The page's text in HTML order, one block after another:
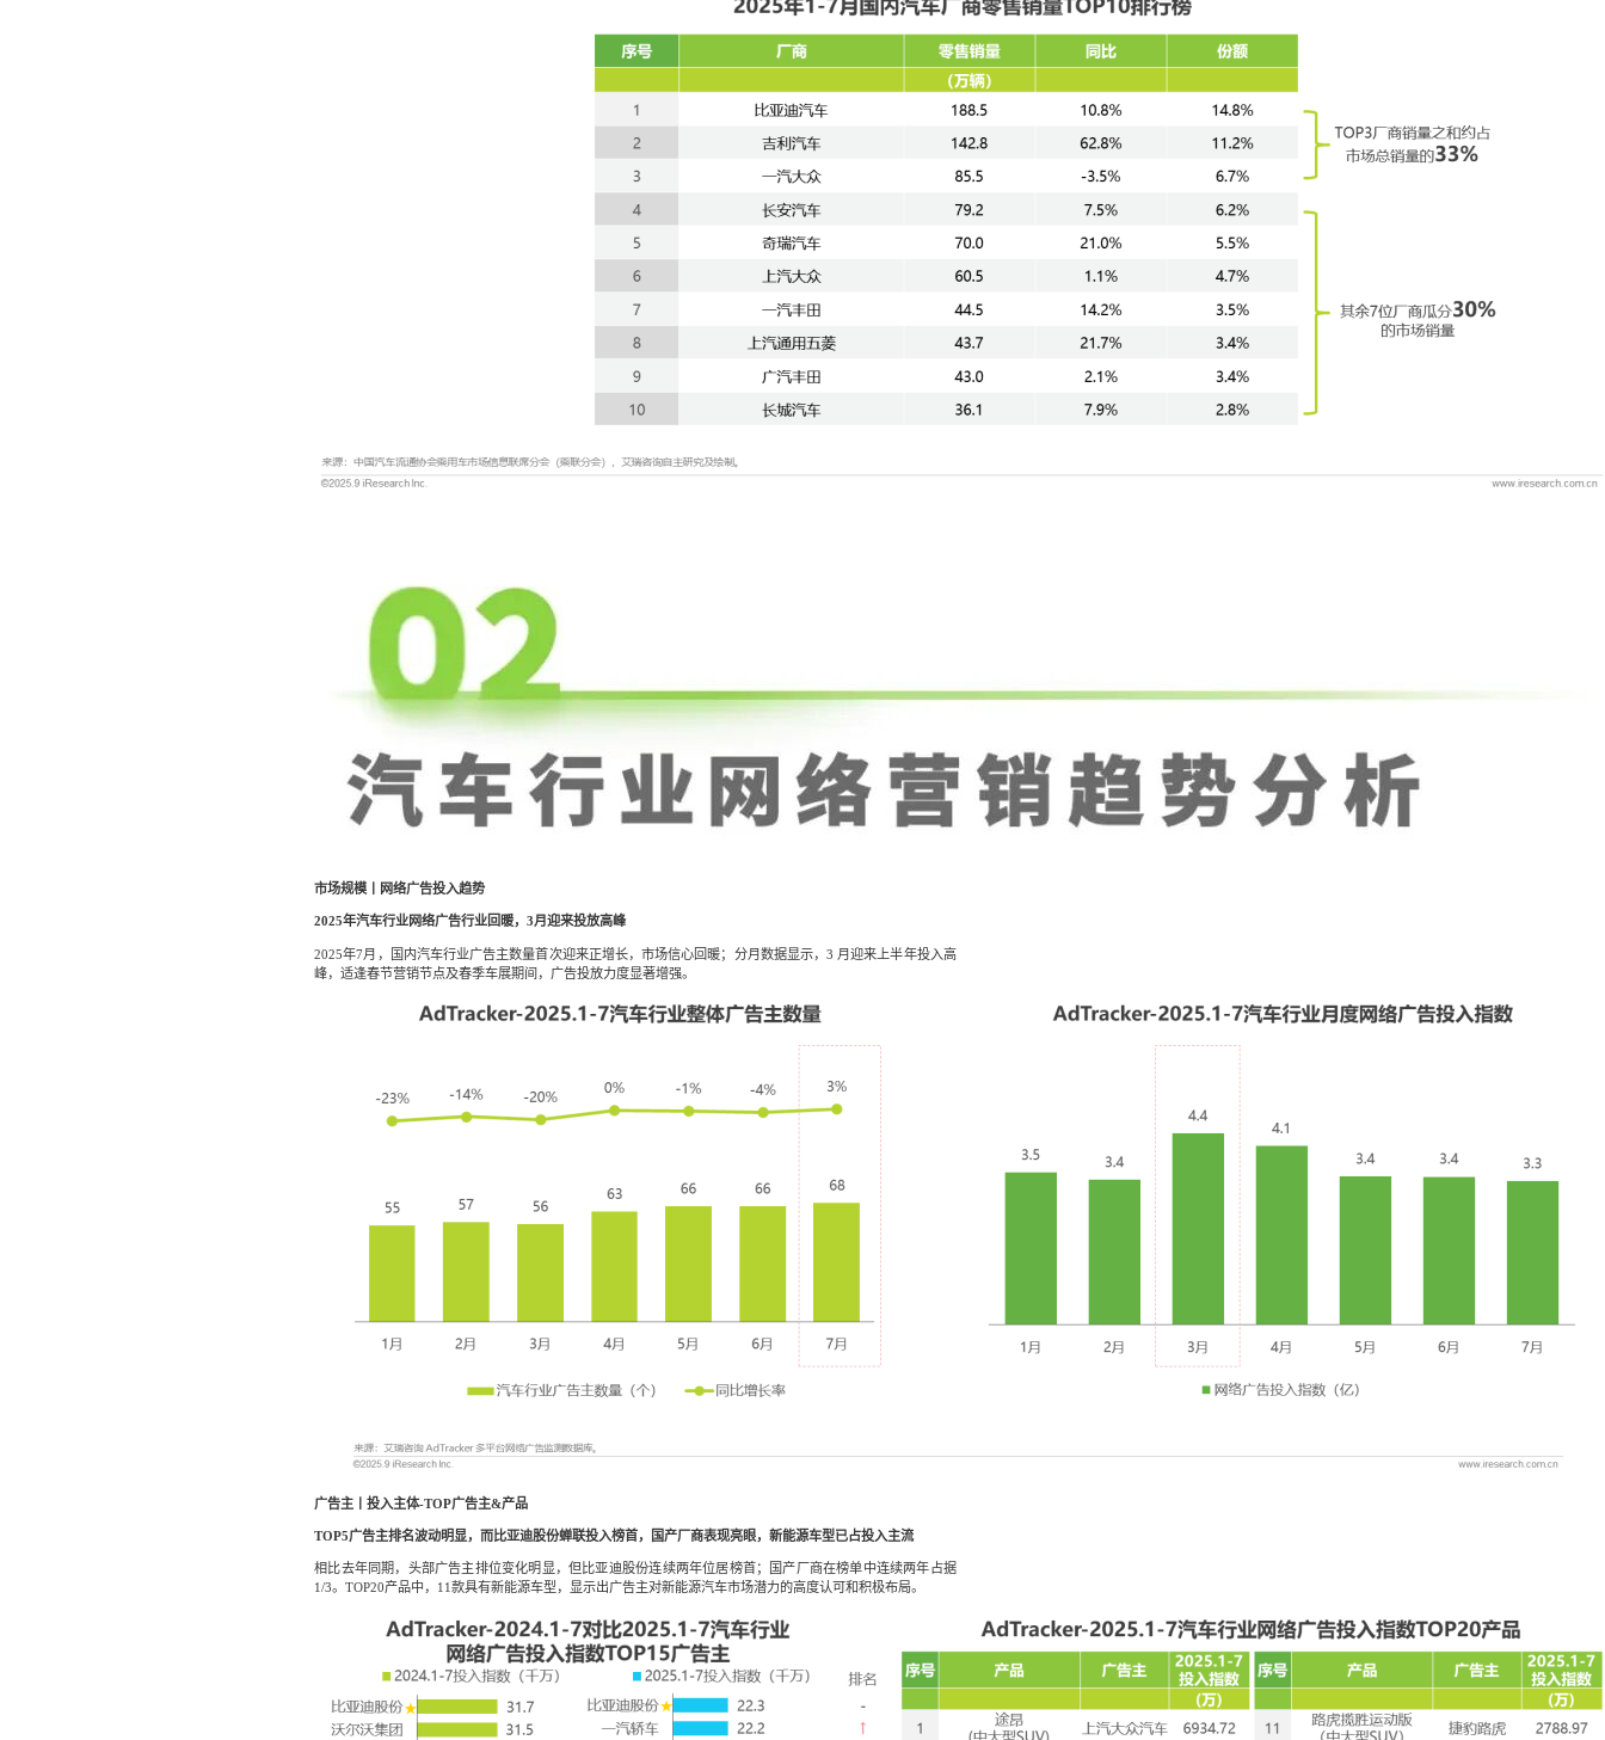
市场规模丨网络广告投入趋势
2025年汽车行业网络广告行业回暖，3月迎来投放高峰
2025年7月，国内汽车行业广告主数量首次迎来正增长，市场信心回暖；分月数据显示，3 月迎来上半年投入高
峰，适逢春节营销节点及春季车展期间，广告投放力度显著增强。
广告主丨投入主体-TOP广告主&产品
TOP5广告主排名波动明显，而比亚迪股份蝉联投入榜首，国产厂商表现亮眼，新能源车型已占投入主流
相比去年同期，头部广告主排位变化明显，但比亚迪股份连续两年位居榜首；国产厂商在榜单中连续两年占据
1/3。TOP20产品中，11款具有新能源车型，显示出广告主对新能源汽车市场潜力的高度认可和积极布局。